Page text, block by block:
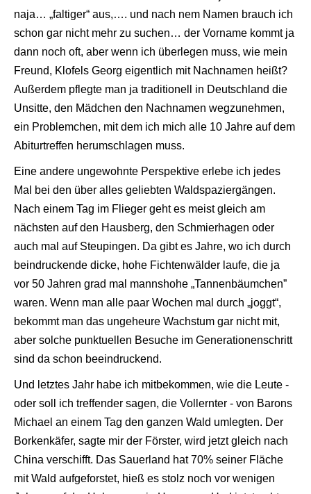
naja… „faltiger“ aus,…. und nach nem Namen brauch ich
schon gar nicht mehr zu suchen… der Vorname kommt ja
dann noch oft, aber wenn ich überlegen muss, wie mein
Freund, Klofels Georg eigentlich mit Nachnamen heißt?
Außerdem pflegte man ja traditionell in Deutschland die
Unsitte, den Mädchen den Nachnamen wegzunehmen,
ein Problemchen, mit dem ich mich alle 10 Jahre auf dem
Abiturtreffen herumschlagen muss.
Eine andere ungewohnte Perspektive erlebe ich jedes
Mal bei den über alles geliebten Waldspaziergängen.
Nach einem Tag im Flieger geht es meist gleich am
nächsten auf den Hausberg, den Schmierhagen oder
auch mal auf Steupingen. Da gibt es Jahre, wo ich durch
beindruckende dicke, hohe Fichtenwälder laufe, die ja
vor 50 Jahren grad mal mannshohe „Tannenbäumchen”
waren. Wenn man alle paar Wochen mal durch „joggt“,
bekommt man das ungeheure Wachstum gar nicht mit,
aber solche punktuellen Besuche im Generationenschritt
sind da schon beeindruckend.
Und letztes Jahr habe ich mitbekommen, wie die Leute -
oder soll ich treffender sagen, die Vollernter - von Barons
Michael an einem Tag den ganzen Wald umlegten. Der
Borkenkäfer, sagte mir der Förster, wird jetzt gleich nach
China verschifft. Das Sauerland hat 70% seiner Fläche
mit Wald aufgeforstet, hieß es stolz noch vor wenigen